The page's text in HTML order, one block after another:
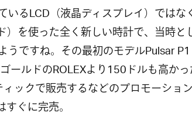
いるLCD（液晶ディスプレイ）ではな
）を使った全く新しい時計で、当時と
うですね。その最初のモデルPulsar
ールドのROLEXより150ドルも高か
ックで販売するなどのプロモーショ
ぐに完売。